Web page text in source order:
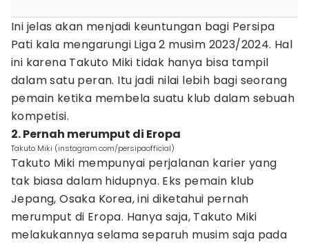
Ini jelas akan menjadi keuntungan bagi Persipa
Pati kala mengarungi Liga 2 musim 2023/2024. Hal
ini karena Takuto Miki tidak hanya bisa tampil
dalam satu peran. Itu jadi nilai lebih bagi seorang
pemain ketika membela suatu klub dalam sebuah
kompetisi.
2. Pernah merumput di Eropa
Takuto Miki (instagram.com/persipaofficial)
Takuto Miki mempunyai perjalanan karier yang
tak biasa dalam hidupnya. Eks pemain klub
Jepang, Osaka Korea, ini diketahui pernah
merumput di Eropa. Hanya saja, Takuto Miki
melakukannya selama separuh musim saja pada